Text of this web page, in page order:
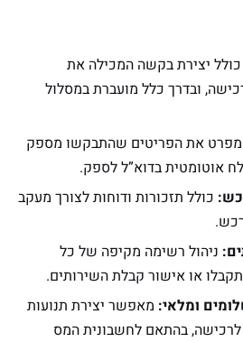
כולל יצירת בקשה המכילה את
ובדרך כלל מועברת במסלול
את הפריטים שהתבקשו מספק
אוטומטית בדוא”ל לספק.
כולל תזכורות ודוחות לצורך מעקב
ניהול רשימה מקיפה של כל
או אישור קבלת השירותים.
ומלאי: מאפשר יצירת תנועות
לרכישה, בהתאם לחשבונית המס